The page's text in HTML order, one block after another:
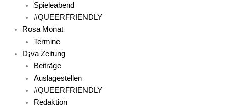
Spieleabend
#QUEERFRIENDLY
Rosa Monat
Termine
D¡va Zeitung
Beiträge
Auslagestellen
#QUEERFRIENDLY
Redaktion